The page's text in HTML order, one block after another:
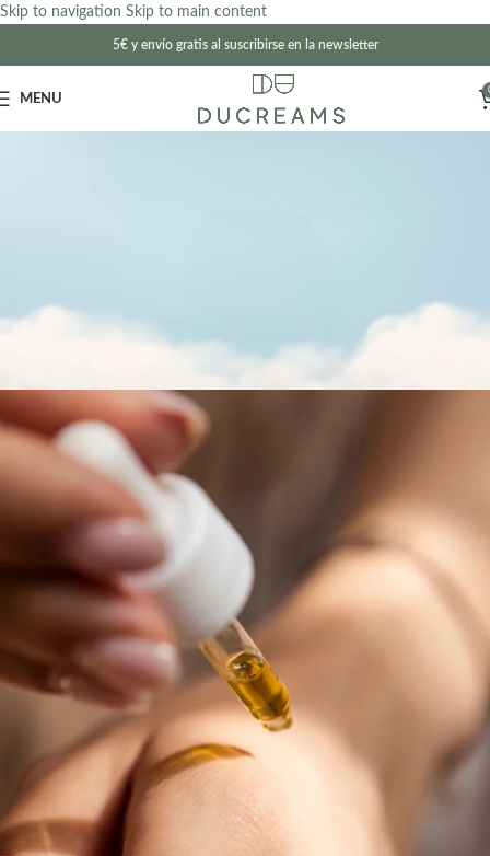
Skip to navigation Skip to main content
5€ y envío gratis al suscribirse en la newsletter
MENU
0